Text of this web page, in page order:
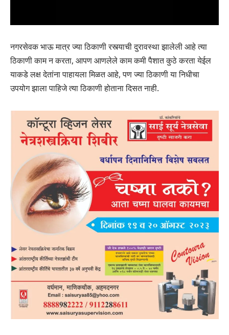
नगरसेवक भाऊ मात्र ज्या ठिकाणी रस्त्याची दुरावस्था झालेली आहे त्या
ठिकाणी काम न करता, आपण आणलेले काम कमी पैशात कुठे करता येईल
याकडे लक्ष देतांना पाहायला मिळत आहे, पण ज्या ठिकाणी या निधीचा
उपयोग झाला पाहिजे त्या ठिकाणी होताना दिसत नाही.